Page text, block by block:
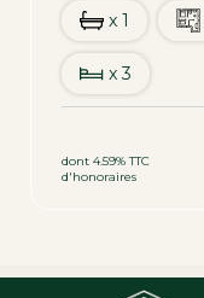
x 1
x 3
dont 4.59% TTC
d'honoraires